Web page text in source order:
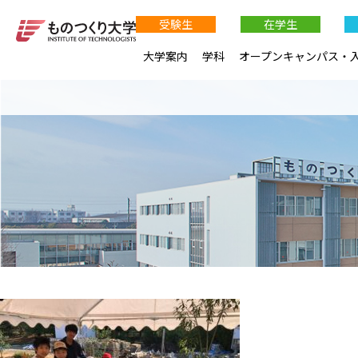
受験生
在学生
大学案内
学科 オープンキャンパス・